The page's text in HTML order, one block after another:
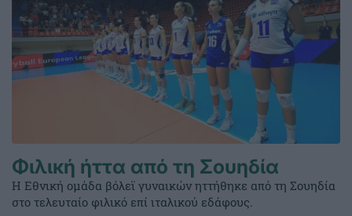
Φιλική ήττα από τη Σουηδία
Η Εθνική ομάδα βόλεϊ γυναικών ηττήθηκε από τη Σουηδία
στο τελευταίο φιλικό επί ιταλικού εδάφους.